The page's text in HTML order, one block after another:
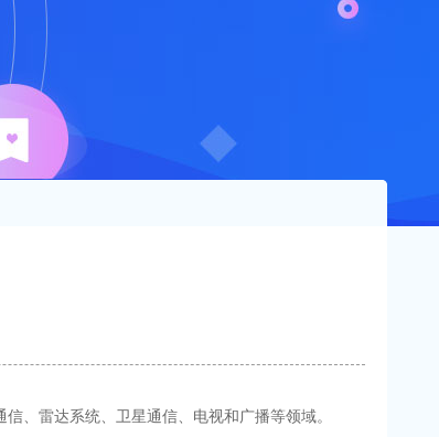
、雷达系统、卫星通信、电视和广播等领域。